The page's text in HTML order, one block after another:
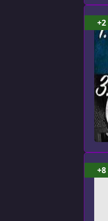
+2
+8